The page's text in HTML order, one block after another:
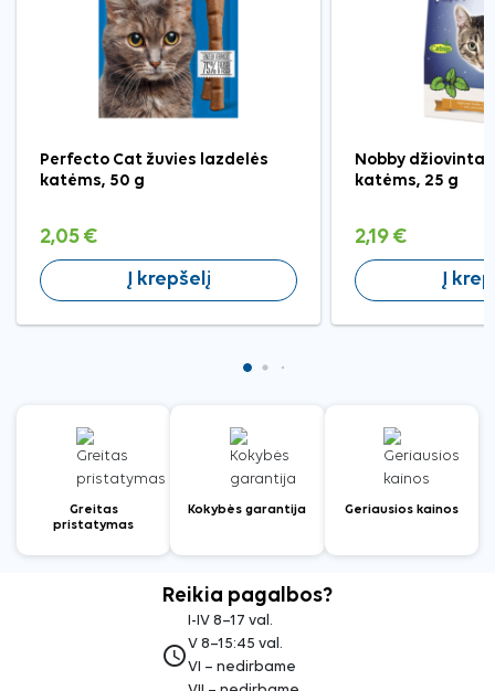
Perfecto Cat žuvies lazdelės
katėms, 50 g
2,05 €
Į krepšelį
Nobby džiovinta
katėms, 25 g
2,19 €
Į
Greitas
pristatymas
Kokybės garantija Geriausios kainos
Reikia pagalbos?
access_time
I-IV 8–17 val.
V 8–15:45 val.
VI – nedirbame